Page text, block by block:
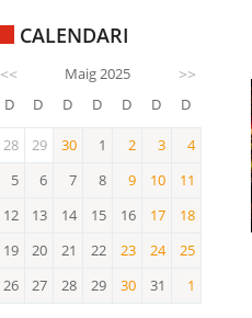
CALENDARI
<< Maig 2025 >>
D D D D D D D
28 29 30 1 2 3
3
4
4
5 6 7 8 9 10
10
11
11
12 13 14 15 16 17
17
18
18
19 20 21 22 23
23
24
24
25
26 27 28 29 30 31 1